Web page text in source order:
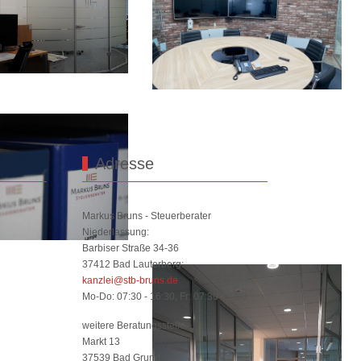
Adresse
Markus Bruns - Steuerberater
Niederlassung:
Barbiser Straße 34-36
37412 Bad Lauterberg:
kanzlei@stb-bruns.de
Mo-Do: 07:30 - 16:30, Fr: 07:30-13:30
weitere Beratungsstelle:
Markt 13
37539 Bad Grund